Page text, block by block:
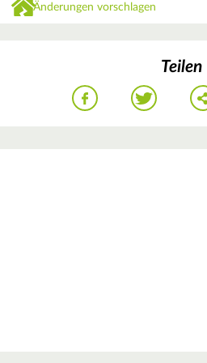
Änderungen vorschlagen
Teilen